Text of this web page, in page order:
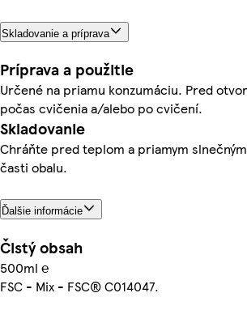
Skladovanie a príprava
Príprava a použitie
Určené na priamu konzumáciu. Pred
počas cvičenia a/alebo po cvičení.
Skladovanie
Chráňte pred teplom a priamym
časti obalu.
Ďalšie informácie
Čistý obsah
500ml ℮
FSC - Mix - FSC® C014047.